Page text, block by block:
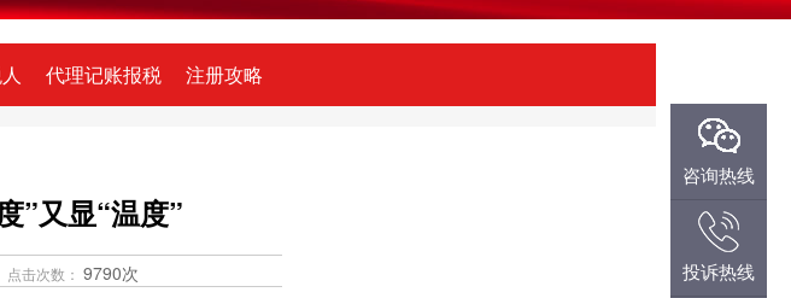
代理记账报税 注册攻略
”又显“温度”
点击次数： 9790次
微信咨询
QQ咨询
咨询热线
投诉热线